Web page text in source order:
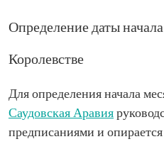
Определение даты
Королевстве
Для определения начала
Саудовская Аравия
предписаниями и